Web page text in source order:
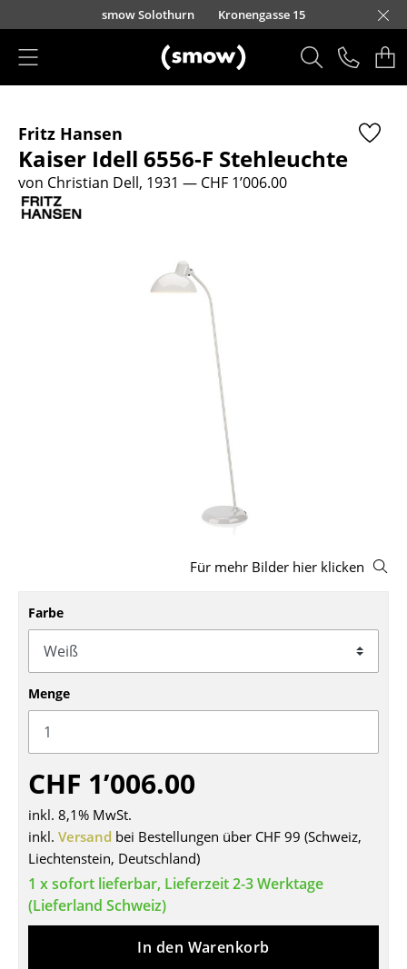
Direkt zum Inhaltsmow Solothurn Kronengasse 15
Sitzmöbel
Esszimmerstühle
Sofas
Schaukelstühle
Bürodrehstühle
Bürosessel
Einzelteile
... alle Sitzmöbel
Tische
Esstische
Beistelltische
Fritz Hansen
Kaiser Idell 6556-F Stehleuchte
von Christian Dell, 1931 — CHF 1’006.00
Für mehr Bilder hier klicken
Farbe
Menge
CHF 1’006.00
inkl. 8,1% MwSt.
inkl. Versand bei Bestellungen über CHF 99 (Schweiz,
Liechtenstein, Deutschland)
1 x sofort lieferbar, Lieferzeit 2-3 Werktage
(Lieferland Schweiz)
In den Warenkorb